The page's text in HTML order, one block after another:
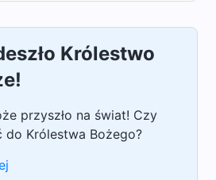
Królestwo
przyszło na świat! Czy
do Królestwa Bożego?